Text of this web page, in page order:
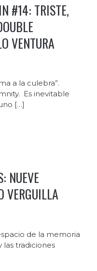
#14: TRISTE,
VENTURA
a la culebra”.
Es inevitable
[…]
NUEVE
VERGUILLA
de la memoria
las tradiciones